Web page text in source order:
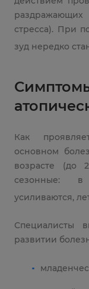
стресса). При
зуд нередко
Как
основном
возрасте (до
сезонные:
усиливаются,
Специалисты
развитии